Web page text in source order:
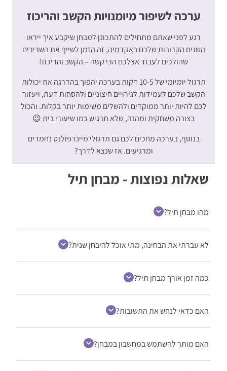
ערכה לשיפור מיומנויות הקשב והריכוז
רגע לפני שאתם מתחילים להתכונן למבחן שיקבע איך ייראו
השנים הקרובות שלכם באקדמיה, זה הזמן לשייף את השרירים
שהולכים לעבוד אצלכם הכי קשה – הקשב והריכוז!
תרגול יומיומי של 10-5 דקות בערכה יהפוך בהדרגה את יכולות
הקשב שלכם לעמידות לגירויים חיצוניים ולהסחות דעת, ויעזור
לכם להיות יותר ממוקדים ולהשלים משימות יותר בקלות. והכול
בצורה משחקית ומהנה, שלא תרגיש כמו שיעורי בית 😉
בנוסף, בערכה מחכים לכם גם תרגולי מיינדפולנס נחמדים
ומרגיעים. אז שנצא לדרך?
שאלות נפוצות - מבחן תיל
מהו מבחן תיל?
לא עברתי את הבחינה, מתי אוכל להיבחן שנית?
כמה זמן אורך מבחן תיל?
האם כדאי לנחש את התשובות?
האם מותר להשתמש במחשבון במבחן?